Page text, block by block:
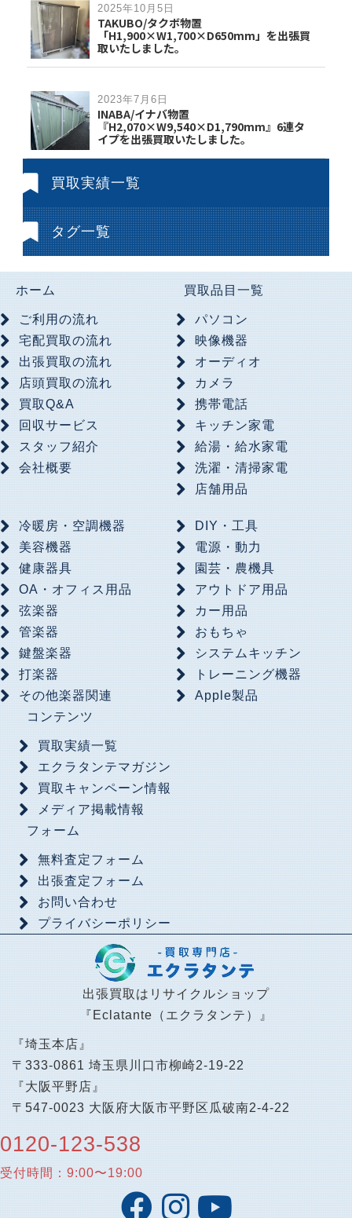
2025年10月5日
TAKUBO/タクボ物置
「H1,900×W1,700×D650mm」を出張買
取いたしました。
2023年7月6日
INABA/イナバ物置
『H2,070×W9,540×D1,790mm』6連タ
イプを出張買取いたしました。
買取実績一覧
タグ一覧
ホーム
ご利用の流れ
宅配買取の流れ
出張買取の流れ
店頭買取の流れ
買取Q&A
回収サービス
スタッフ紹介
会社概要
買取品目一覧
パソコン
映像機器
オーディオ
カメラ
携帯電話
キッチン家電
給湯・給水家電
洗濯・清掃家電
店舗用品
冷暖房・空調機器
美容機器
健康器具
OA・オフィス用品
弦楽器
管楽器
鍵盤楽器
打楽器
その他楽器関連
DIY・工具
電源・動力
園芸・農機具
アウトドア用品
カー用品
おもちゃ
システムキッチン
トレーニング機器
Apple製品
コンテンツ
買取実績一覧
エクラタンテマガジン
買取キャンペーン情報
メディア掲載情報
フォーム
無料査定フォーム
出張査定フォーム
お問い合わせ
プライバシーポリシー
出張買取はリサイクルショップ
『Eclatante（エクラタンテ）』
『埼玉本店』
〒333-0861 埼玉県川口市柳崎2-19-22
『大阪平野店』
〒547-0023 大阪府大阪市平野区瓜破南2-4-22
0120-123-538
受付時間：9:00〜19:00